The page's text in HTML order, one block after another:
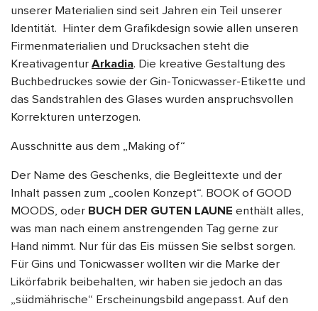
unserer Materialien sind seit Jahren ein Teil unserer
Identität. Hinter dem Grafikdesign sowie allen unseren
Firmenmaterialien und Drucksachen steht die
Kreativagentur Arkadia. Die kreative Gestaltung des
Buchbedruckes sowie der Gin-Tonicwasser-Etikette und
das Sandstrahlen des Glases wurden anspruchsvollen
Korrekturen unterzogen.
Ausschnitte aus dem „Making of“
Der Name des Geschenks, die Begleittexte und der
Inhalt passen zum „coolen Konzept“. BOOK of GOOD
MOODS, oder BUCH DER GUTEN LAUNE enthält alles,
was man nach einem anstrengenden Tag gerne zur
Hand nimmt. Nur für das Eis müssen Sie selbst sorgen.
Für Gins und Tonicwasser wollten wir die Marke der
Likörfabrik beibehalten, wir haben sie jedoch an das
„südmährische“ Erscheinungsbild angepasst. Auf den